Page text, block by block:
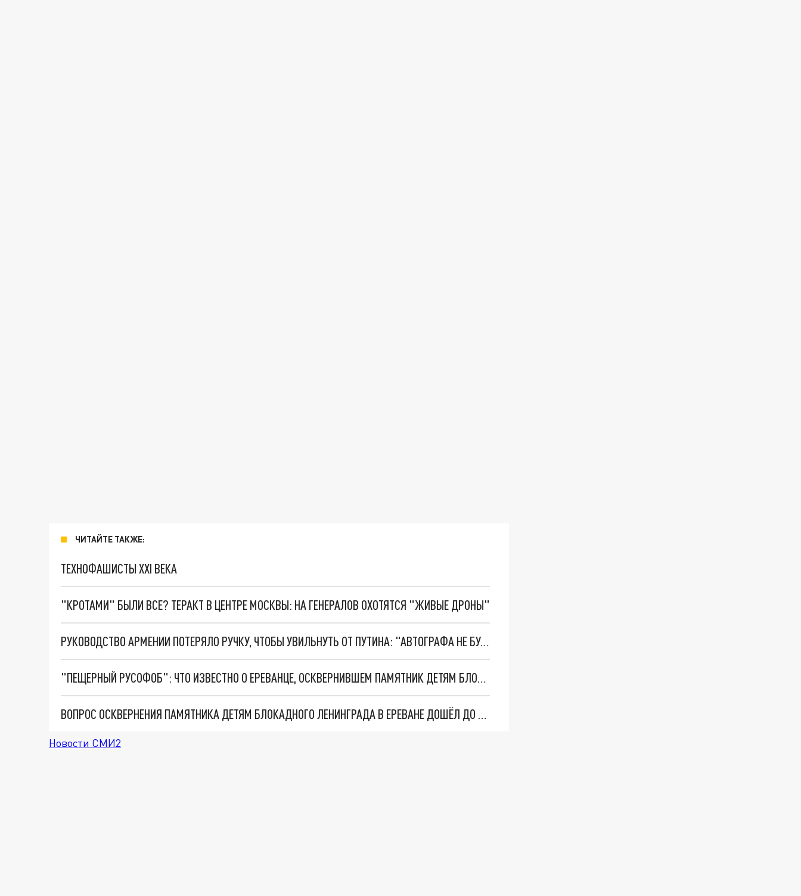
ЧИТАЙТЕ ТАКЖЕ:
ТЕХНОФАШИСТЫ XXI ВЕКА
"КРОТАМИ" БЫЛИ ВСЕ? ТЕРАКТ В ЦЕНТРЕ МОСКВЫ: НА ГЕНЕРАЛОВ ОХОТЯТСЯ "ЖИВЫЕ ДРОНЫ"
РУКОВОДСТВО АРМЕНИИ ПОТЕРЯЛО РУЧКУ, ЧТОБЫ УВИЛЬНУТЬ ОТ ПУТИНА: "АВТОГРАФА НЕ БУДЕТ"
"ПЕЩЕРНЫЙ РУСОФОБ": ЧТО ИЗВЕСТНО О ЕРЕВАНЦЕ, ОСКВЕРНИВШЕМ ПАМЯТНИК ДЕТЯМ БЛОКАДНОГО ЛЕНИНГРАДА
ВОПРОС ОСКВЕРНЕНИЯ ПАМЯТНИКА ДЕТЯМ БЛОКАДНОГО ЛЕНИНГРАДА В ЕРЕВАНЕ ДОШЁЛ ДО БАСТРЫКИНА: ДЕЛУ БЫТЬ!
Новости СМИ2